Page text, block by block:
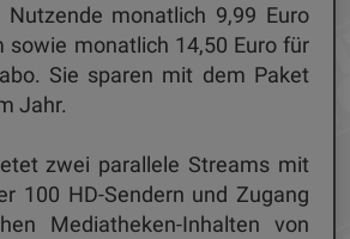
Nutzende monatlich 9,99 Euro
sowie monatlich 14,50 Euro für
Sie sparen mit dem Paket
Jahr.
zwei parallele Streams mit
100 HD-Sendern und Zugang
Mediatheken-Inhalten von